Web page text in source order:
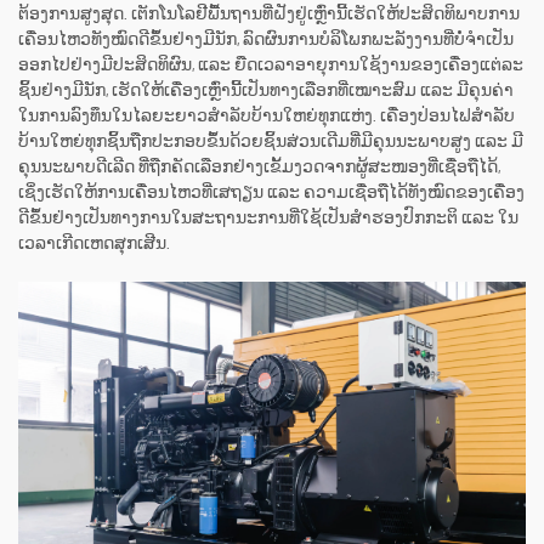
ຕ້ອງການສູງສຸດ. ເຕັກໂນໂລຢີພື້ນຖານທີ່ຝັງຢູ່ເຫຼົ່ານີ້ເຮັດໃຫ້ປະສິດທິພາບການ
ເຄື່ອນໄຫວທັງໝົດດີຂຶ້ນຢ່າງມີນັກ, ລົດຜົນການບໍລິໂພກພະລັງງານທີ່ບໍ່ຈຳເປັນ
ອອກໄປຢ່າງມີປະສິດທິຜົນ, ແລະ ຍືດເວລາອາຍຸການໃຊ້ງານຂອງເຄື່ອງແຕ່ລະ
ຊິ້ນຢ່າງມີນັກ, ເຮັດໃຫ້ເຄື່ອງເຫຼົ່ານີ້ເປັນທາງເລືອກທີ່ເໝາະສົມ ແລະ ມີຄຸນຄ່າ
ໃນການລົງທຶນໃນໄລຍະຍາວສຳລັບບ້ານໃຫຍ່ທຸກແຫ່ງ. ເຄື່ອງປ່ອນໄຟສຳລັບ
ບ້ານໃຫຍ່ທຸກຊິ້ນຖືກປະກອບຂຶ້ນດ້ວຍຊິ້ນສ່ວນເດີມທີ່ມີຄຸນນະພາບສູງ ແລະ ມີ
ຄຸນນະພາບດີເລີດ ທີ່ຖືກຄັດເລືອກຢ່າງເຂັ້ມງວດຈາກຜູ້ສະໜອງທີ່ເຊື່ອຖືໄດ້,
ເຊິ່ງເຮັດໃຫ້ການເຄື່ອນໄຫວທີ່ເສຖຽນ ແລະ ຄວາມເຊື່ອຖືໄດ້ທັງໝົດຂອງເຄື່ອງ
ດີຂຶ້ນຢ່າງເປັນທາງການໃນສະຖານະການທີ່ໃຊ້ເປັນສຳຮອງປົກກະຕິ ແລະ ໃນ
ເວລາເກີດເຫດສຸກເສີນ.